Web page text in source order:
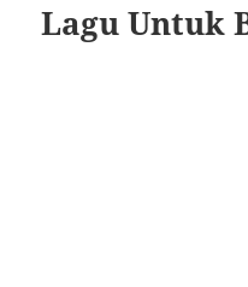
Lagu Untuk